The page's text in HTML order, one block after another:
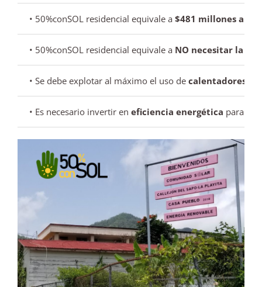
• 50%conSOL residencial equivale a $481 millones
• 50%conSOL residencial equivale a NO necesitar la
• Se debe explotar al máximo el uso de calentadores
• Es necesario invertir en eficiencia energética para